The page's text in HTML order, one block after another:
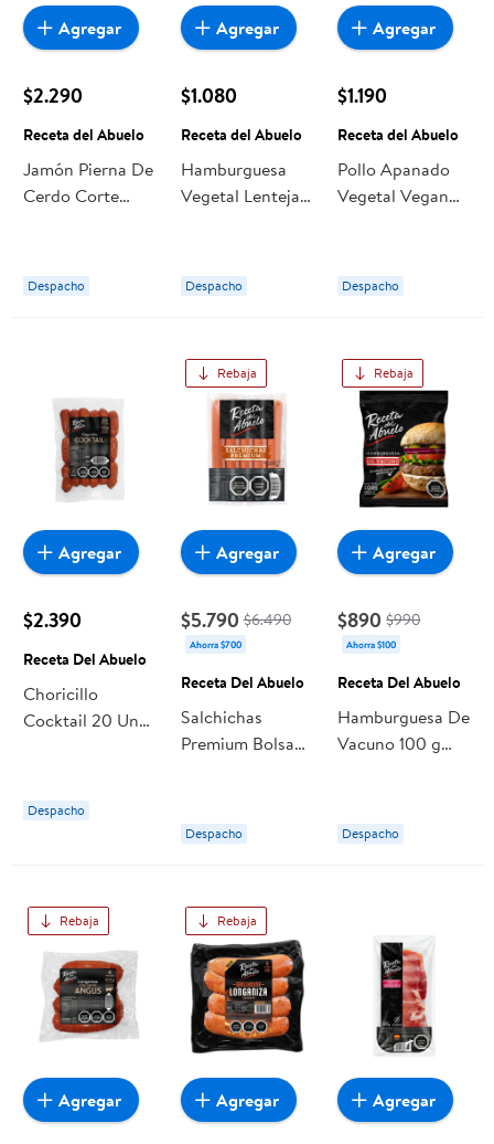
$2.290
Receta del Abuelo
Jamón Pierna De
Cerdo Corte
Receta del
Abuelo
Despacho
Agregar
$1.080
Receta del Abuelo
Hamburguesa
Vegetal Lentejas
Receta del
Abuelo
Despacho
Agregar
$1.190
Receta del Abuelo
Pollo Apanado
Vegetal Vegan
Abuelo
Despacho
Agregar
$2.390
Receta Del Abuelo
Choricillo
Cocktail 20 Un
Despacho
Agregar
Rebaja
$5.790 $6.490
Ahorra $700
Receta Del Abuelo
Salchichas
Premium Bolsa
Abuelo
Despacho
Agregar
Rebaja
$890 $990
Ahorra $100
Receta Del Abuelo
Hamburguesa De
Vacuno 100 g
Despacho
Agregar
Rebaja
Agregar
Rebaja
Agregar Agregar